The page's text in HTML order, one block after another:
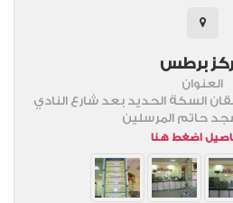
برطس
العنوان
السكة الحديد بعد شارع النادي
حاتم المرسلين
اضغط هنا